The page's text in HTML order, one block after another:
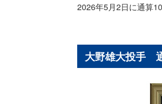
2026年5月2日に通算
大野雄大投手